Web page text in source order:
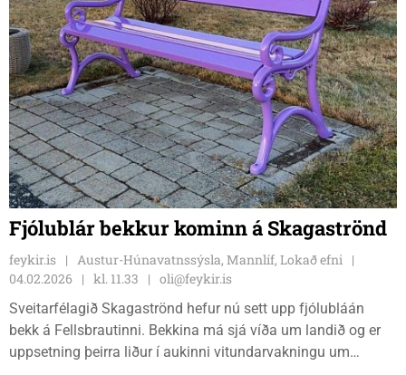
Fjólublár bekkur kominn á Skagaströnd
feykir.is
Austur-Húnavatnssýsla, Mannlíf, Lokað efni
04.02.2026
kl. 11.33
oli@feykir.is
Sveitarfélagið Skagaströnd hefur nú sett upp fjólubláán
bekk á Fellsbrautinni. Bekkina má sjá víða um landið og er
uppsetning þeirra liður í aukinni vitundarvakningu um